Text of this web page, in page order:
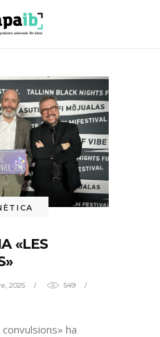
«LES
2025 549
ha